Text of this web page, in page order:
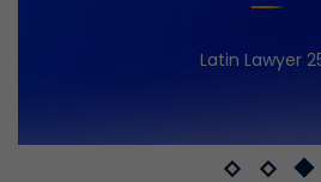
Latin Lawyer